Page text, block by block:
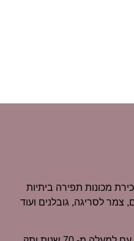
מכונות תפירה ביתיות
צמר לסריגה, גובלנים ועוד